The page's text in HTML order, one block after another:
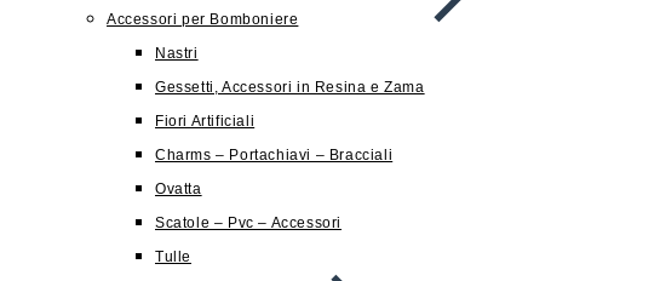
Accessori per Bomboniere
Nastri
Gessetti, Accessori in Resina e Zama
Fiori Artificiali
Charms – Portachiavi – Bracciali
Ovatta
Scatole – Pvc – Accessori
Tulle